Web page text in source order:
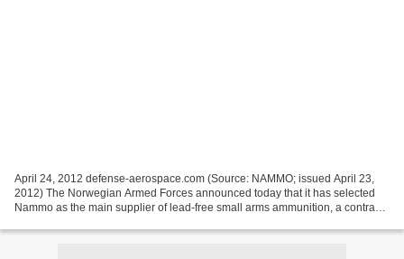
April 24, 2012 defense-aerospace.com (Source: NAMMO; issued April 23,
2012) The Norwegian Armed Forces announced today that it has selected
Nammo as the main supplier of lead-free small arms ammunition, a contract